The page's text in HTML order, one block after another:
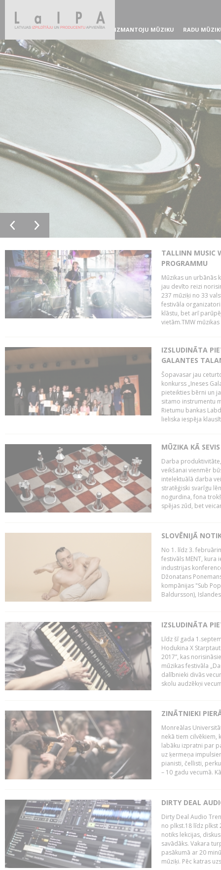
IZMANTOJU MŪZIKU RADU
TALLINN MUSIC
PROGRAMMU
Mūzikas un urbānās
jau devīto reizi
237 mūziķi no 33
festivāla
klāstu, bet arī
vietām.TMW
IZSLUDINĀTA
GALANTES
Šopavasar jau
konkurss „Ineses
pieteikties bērni un
sitamo instrumentu
Rietumu bankas
lieliska iespēja
MŪZIKA KĀ
Darba
veikšanai vienmēr
intelektuālā darba
stratēģiski svarīgu
nogurdina, fona
spējas zūd, bet
SLOVĒNIJĀ
No 1. līdz 3.
festivāls MENT, kura
industrijas
Džonatans
kompānijas "Sub
Baldursson),
IZSLUDINĀTA
Līdz šī gada
Hodukina X
2017”, kas
mūzikas festivāla
dalībnieki divās
skolu audzēkņi
ZINĀTNIEKI
Monreālas
nekā tiem cilvēkiem,
labāku izpratni par
uz ķermeņa
pianisti, čellisti,
– 10 gadu vecumā.
DIRTY DEAL
Dirty Deal Audio
no plkst.18 līdz plkst
notiks lekcijas,
savādāks. Vakara
pasākumā ar 20
mūziķi. Pēc katras